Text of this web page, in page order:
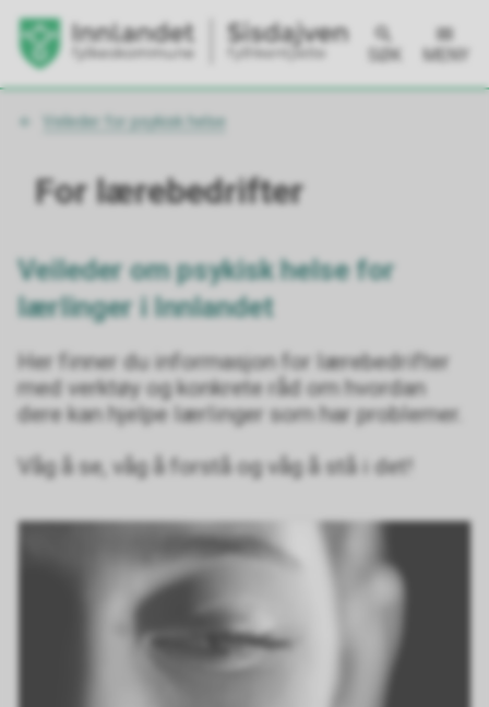
SØK MENY
Du
Veileder for psykisk helse
For lærebedrifter
Veileder om psykisk helse for
lærlinger i Innlandet
Her finner du informasjon for lærebedrifter
med verktøy og konkrete råd om hvordan
dere kan hjelpe lærlinger som har problemer.
Våg å se, våg å forstå og våg å stå i det!